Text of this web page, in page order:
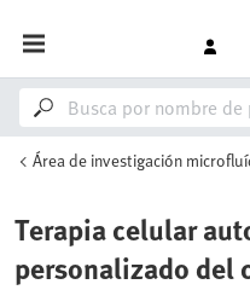
Área de investigación
Terapia celular
personalizado del